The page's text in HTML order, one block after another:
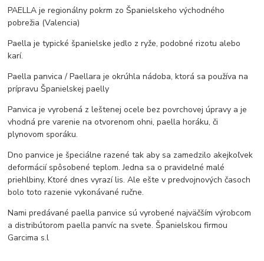
PAELLA je regionálny pokrm zo Španielskeho východného
pobrežia (Valencia)
Paella je typické španielske jedlo z ryže, podobné rizotu alebo
karí.
Paella panvica / Paellara je okrúhla nádoba, ktorá sa používa na
prípravu Španielskej paelly
Panvica je vyrobená z leštenej ocele bez povrchovej úpravy a je
vhodná pre varenie na otvorenom ohni, paella horáku, či
plynovom sporáku.
Dno panvice je špeciálne razené tak aby sa zamedzilo akejkoľvek
deformácií spôsobené teplom. Jedna sa o pravidelné malé
priehlbiny, Ktoré dnes vyrazí lis. Ale ešte v predvojnových časoch
bolo toto razenie vykonávané ručne.
Nami predávané paella panvice sú vyrobené najväčším výrobcom
a distribútorom paella panvíc na svete. Španielskou firmou
Garcima s.l